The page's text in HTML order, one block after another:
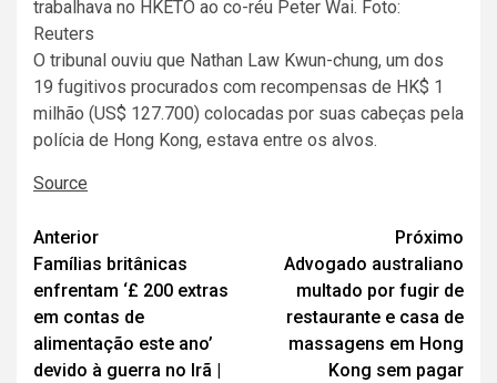
trabalhava no HKETO ao co-réu Peter Wai. Foto:
Reuters
O tribunal ouviu que Nathan Law Kwun-chung, um dos
19 fugitivos procurados com recompensas de HK$ 1
milhão (US$ 127.700) colocadas por suas cabeças pela
polícia de Hong Kong, estava entre os alvos.
Source
Navegação
de
artigos
Anterior
Famílias britânicas
enfrentam ‘£ 200 extras
em contas de
alimentação este ano’
devido à guerra no Irã |
Próximo
Advogado australiano
multado por fugir de
restaurante e casa de
massagens em Hong
Kong sem pagar